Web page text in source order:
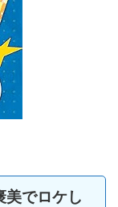
美でロケし